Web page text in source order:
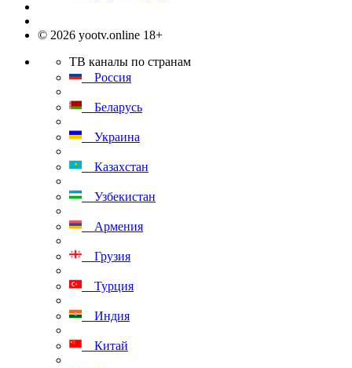
© 2026 yootv.online 18+
ТВ каналы по странам
Россия
Беларусь
Украина
Казахстан
Узбекистан
Армения
Грузия
Турция
Индия
Китай